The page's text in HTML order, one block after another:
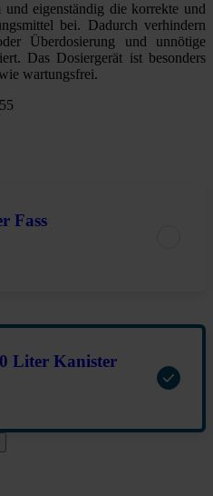
eigenständig die korrekte und
bei. Dadurch verhindern
Überdosierung und unnötige
Das Dosiergerät ist besonders
wartungsfrei.
Fass
Liter Kanister